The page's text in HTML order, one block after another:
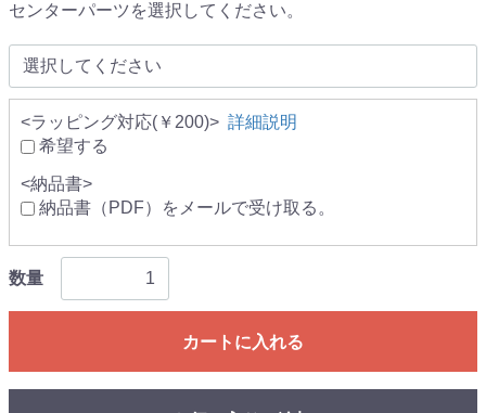
センターパーツを選択してください。
<ラッピング対応(￥200)> 詳細説明
希望する
<納品書>
納品書（PDF）をメールで受け取る。
数量
カートに入れる